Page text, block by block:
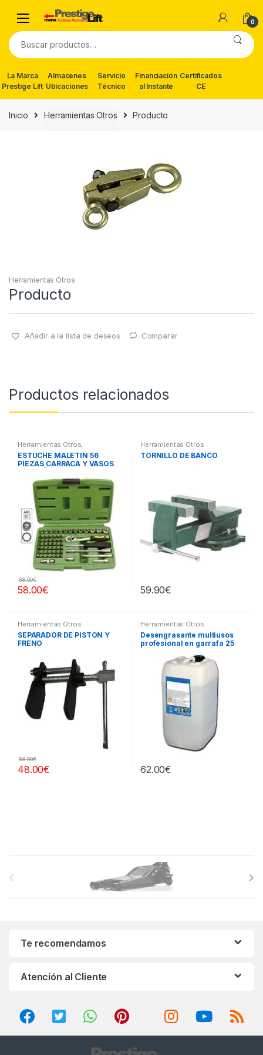
navigation
content
0
Buscar
por:
La Marca
Prestige Lift
Almacenes
Ubicaciones
Servicio
Técnico
Financiación
al Instante
Certificados
CE
Inicio Herramientas Otros Producto
Herramientas Otros
Producto
Añadir a la lista de deseos Comparar
Productos relacionados
Herramientas Otros,
Herramientas De Mano,
Herramientas De Mano,
Maletines Herramientas,
Extractores, Compresímetros,
ESTUCHE MALETIN 56
PIEZAS CARRACA Y VASOS
58.00€
68.00€
Herramientas Otros
TORNILLO DE BANCO
59.90€
Herramientas Otros
SEPARADOR DE PISTÓN Y
FRENO
48.00€
68.00€
Herramientas Otros
Desengrasante multiusos
profesional en garrafa 25
62.00€
a
Te recomendamos
Atención al Cliente